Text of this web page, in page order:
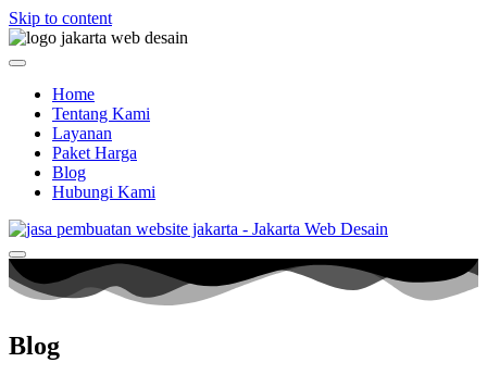
Skip to content
Home
Tentang Kami
Layanan
Paket Harga
Blog
Hubungi Kami
Blog